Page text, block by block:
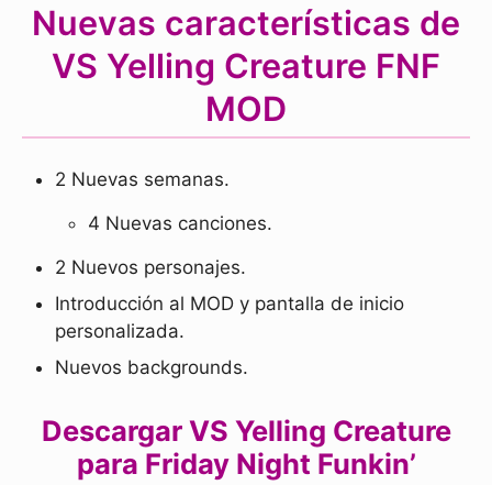
Nuevas características de
VS Yelling Creature FNF
MOD
2 Nuevas semanas.
4 Nuevas canciones.
2 Nuevos personajes.
Introducción al MOD y pantalla de inicio
personalizada.
Nuevos backgrounds.
Descargar VS Yelling Creature
para Friday Night Funkin’